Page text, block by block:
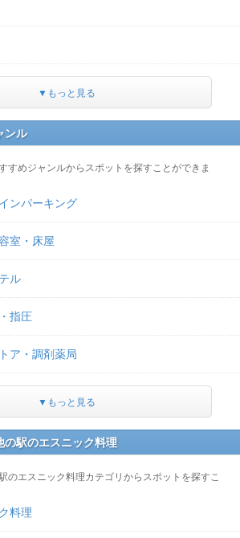
▼もっと見る
ンル
すめジャンルからスポットを探すことができま
ンパーキング
室・床屋
ル
指圧
ア・調剤薬局
▼もっと見る
の駅のエスニック料理
のエスニック料理カテゴリからスポットを探すこ
料理